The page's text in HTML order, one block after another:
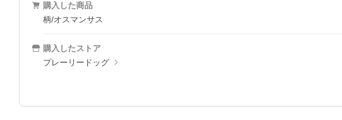
購入した商品
柄/オスマンサス
購入したストア
プレーリードッグ